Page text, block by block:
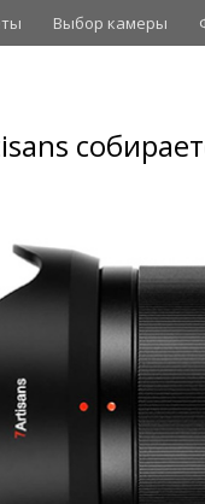
Выбор камеры